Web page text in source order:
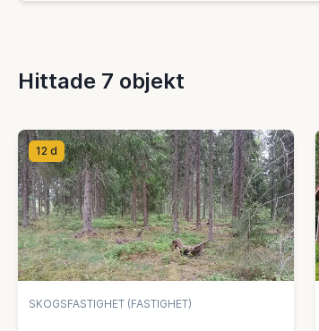
Hittade 7 objekt
12 d
SKOGSFASTIGHET (FASTIGHET)